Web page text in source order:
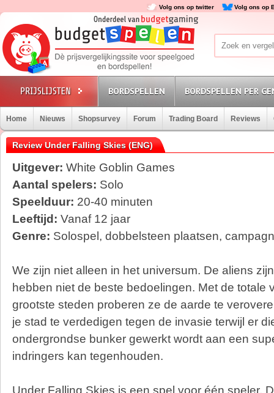
Volg ons op twitter Volg ons op
BORDSPELLEN BORDSPELLEN PER
Home Nieuws Shopsurvey Forum Trading Board Reviews
Review Under Falling Skies (ENG)
Uitgever: White Goblin Games
Aantal spelers: Solo
Speelduur: 20-40 minuten
Leeftijd: Vanaf 12 jaar
Genre: Solospel, dobbelsteen plaatsen,
We zijn niet alleen in het universum. De aliens
hebben niet de beste bedoelingen. Met de totale
grootste steden proberen ze de aarde te
je stad te verdedigen tegen de invasie terwijl er
ondergrondse bunker gewerkt wordt aan een
indringers kan tegenhouden.
Under Falling Skies is een spel voor één speler.